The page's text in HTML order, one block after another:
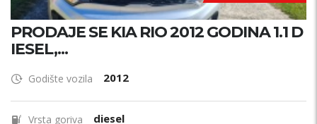
PRODAJE SE KIA RIO 2012 GODINA 1.1 D
IESEL,...
Godište vozila 2012
Vrsta goriva diesel